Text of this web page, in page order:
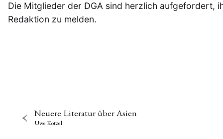
Die Mitglieder der DGA sind herzlich aufgefordert,
Redaktion zu melden.
Neuere Literatur über Asien
Uwe Kotzel